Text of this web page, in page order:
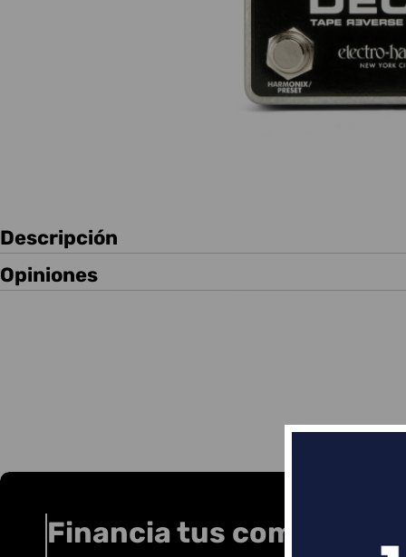
Descripción
Opiniones
Financia tus compras con